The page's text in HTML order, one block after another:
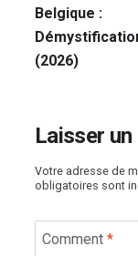
Belgique :
(2026)
Laisser
Votre adresse de
obligatoires sont
Comment *